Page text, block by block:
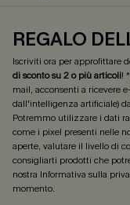
REGALO
Iscriviti ora per approfittare
di sconto su 2 o più articoli!
mail, acconsenti a ricevere
dall'intelligenza artificiale)
Potremmo utilizzare i dati
come i pixel presenti nelle
aperte, valutare il livello di
consigliarti prodotti che
nostra Informativa sulla
momento.